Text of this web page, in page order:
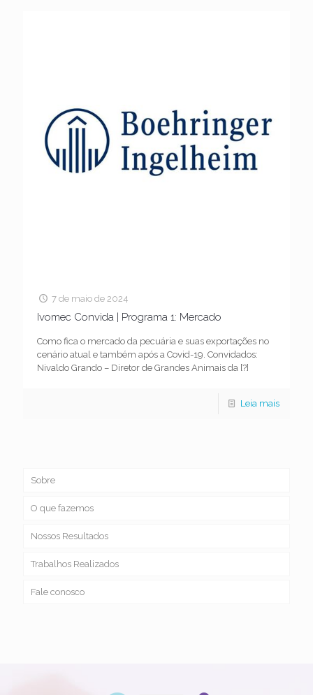
7 de maio de 2024
Ivomec Convida | Programa 1: Mercado
Como fica o mercado da pecuária e suas exportações no
cenário atual e também após a Covid-19. Convidados:
Nivaldo Grando – Diretor de Grandes Animais da [?]
Leia mais
Sobre
O que fazemos
Nossos Resultados
Trabalhos Realizados
Fale conosco